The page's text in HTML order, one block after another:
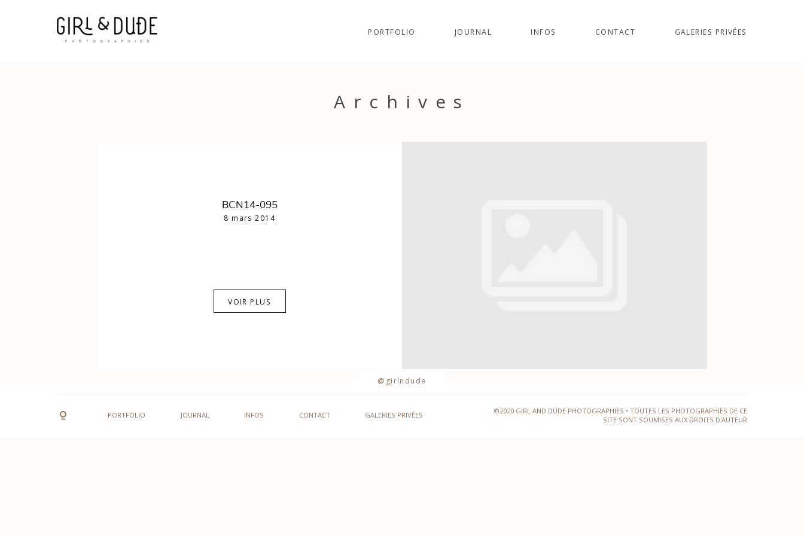
PORTFOLIO JOURNAL INFOS CONTACT GALERIES PRIVÉES
Archives
BCN14-095
8 mars 2014
VOIR PLUS
@girlndude
PORTFOLIO JOURNAL INFOS CONTACT GALERIES PRIVÉES
©2020 GIRL AND DUDE PHOTOGRAPHIES • TOUTES LES PHOTOGRAPHIES DE CE
SITE SONT SOUMISES AUX DROITS D'AUTEUR